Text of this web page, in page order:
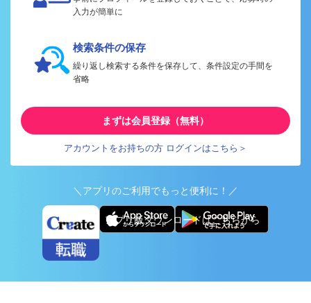
入力が簡単に
検索条件の保存
繰り返し検索する条件を保存して、条件設定の手間を
省略
まずは会員登録（無料）
アカウントをお持ちの方 ログインはこちら＞
＼アプリのご利用でもっと便利に！／
アプリ版ダウンロードはこちらから